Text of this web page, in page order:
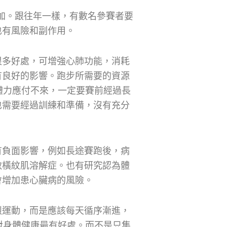
。跟往年一樣，有數名參賽者要
風險和副作用。
好處，可增強心肺功能，消耗
好的影響。跑步所需要的資源
應付不來，一定要賽前經過長
要經過訓練和準備，沒有充分
面影響，例如長途賽跑後，病
紋肌溶解症。也有研究認為體
加患心臟病的風險。
動，而是應該每天循序漸進，